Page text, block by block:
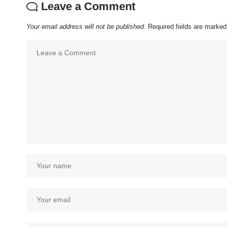
Leave a Comment
Your email address will not be published. Required fields are